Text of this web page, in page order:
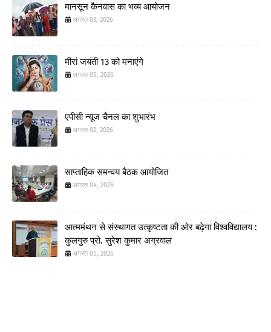
मानसून कैनवास का भव्य आयोजन
अगस्त 03, 2026
मीरां जयंती 13 को मनाएंगे
अगस्त 05, 2026
एपीसी न्यूज चैनल का शुभारंभ
अगस्त 02, 2026
साप्ताहिक समन्वय बैठक आयोजित
अगस्त 04, 2026
आत्ममंथन से संस्थागत उत्कृष्टता की ओर बढ़ेगा विश्वविद्यालय :
कुलगुरु प्रो. सुरेश कुमार अग्रवाल
अगस्त 05, 2026